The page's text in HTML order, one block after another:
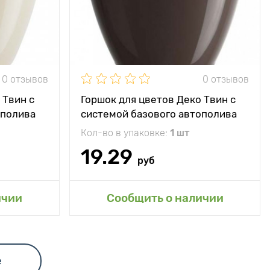
0 отзывов
с
0 отзывов
Горшок для цветов Деко Твин с
системой базового автополива
Шаде 2,5 л
Кол-во в упаковке: 1 шт
19.29 руб
Сообщить о наличии
Добавить в мой сад